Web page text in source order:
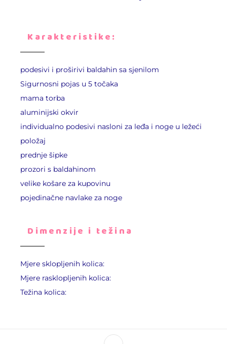
Karakteristike:
podesivi i proširivi baldahin sa sjenilom
Sigurnosni pojas u 5 točaka
mama torba
aluminijski okvir
individualno podesivi nasloni za leđa i noge u ležeći
položaj
prednje šipke
prozori s baldahinom
velike košare za kupovinu
pojedinačne navlake za noge
Dimenzije i težina
Mjere sklopljenih kolica:
Mjere rasklopljenih kolica:
Težina kolica: